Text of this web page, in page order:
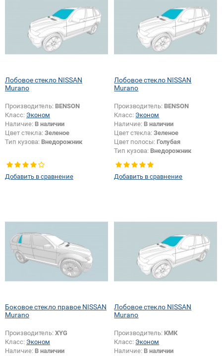
Лобовое стекло NISSAN
Murano
Производитель: BENSON
Класс: Эконом
Наличие: В наличии
Цвет стекла: Зеленое
Тип кузова: Внедорожник
Добавить в сравнение
Лобовое стекло NISSAN
Murano
Производитель: BENSON
Класс: Эконом
Наличие: В наличии
Цвет стекла:Зеленое
Цвет полосы: Голубая
Тип кузова: Внедорожник
Добавить в сравнение
Боковое стекло правое NISSAN
Murano
Производитель: XYG
Класс: Эконом
Наличие: В наличии
Лобовое стекло NISSAN
Murano
Производитель: КМК
Класс: Эконом
Наличие: В наличии